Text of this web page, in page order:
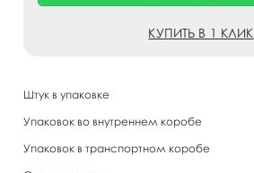
Штук в упаковке
Упаковок во внутреннем коробе
Упаковок в транспортном коробе
КУПИТЬ В 1 КЛИК